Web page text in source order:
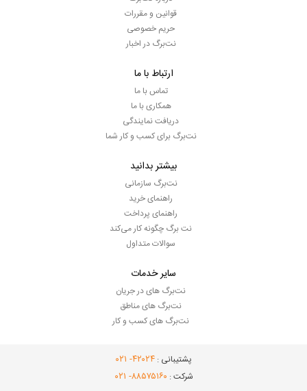
قوانین و مقررات
حریم خصوصی
نت‌برگ در اخبار
ارتباط با ما
تماس با ما
همکاری با ما
دریافت نمایندگی
نت‌برگ برای کسب و کار شما
بیشتر بدانید
نت‌برگ سازمانی
راهنمای خرید
راهنمای پرداخت
نت برگ چگونه کار می‌کند
سوالات متداول
سایر خدمات
نت‌برگ های در جریان
نت‌برگ های مناطق
نت‌برگ های کسب و کار
پشتیبانی : ۴۲۰۲۴- ۰۲۱
شرکت : ۸۸۵۷۵۱۶۰- ۰۲۱